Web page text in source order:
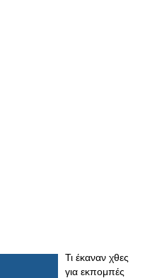
Τι έκαναν χθες
για εκπομπές